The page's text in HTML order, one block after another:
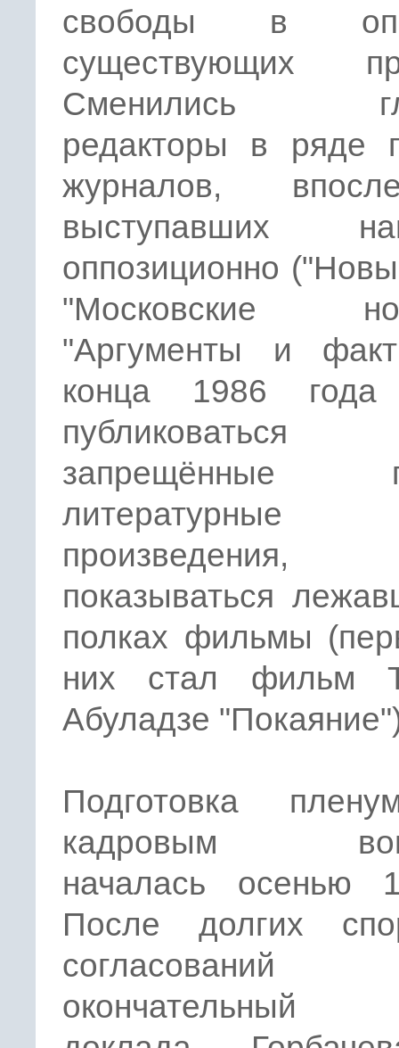
свободы в
существующих
Сменились
редакторы в ряде
журналов,
выступавших
оппозиционно
"Московские
"Аргументы и
конца 1986 года
публиковаться
запрещённые
литературные
произведения,
показываться
полках фильмы
них стал фильм
Абуладзе
Подготовка
кадровым
началась осенью
После долгих
окончательный